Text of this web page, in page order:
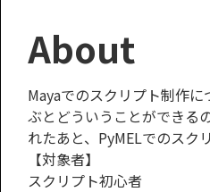
About
Mayaでのスクリプト制作
ぶとどういうことができる
れたあと、PyMELでのスク
【対象者】
スクリプト初心者